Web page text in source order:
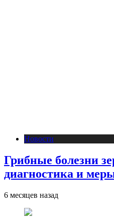
Новости
Грибные болезни
диагностика и
6 месяцев назад